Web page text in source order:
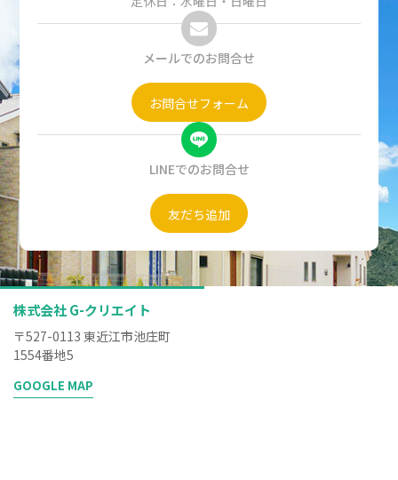
メールでのお問合せ
お問合せフォーム
LINEでのお問合せ
友だち追加
株式会社 G-クリエイト
〒527-0113 東近江市池庄町
1554番地5
GOOGLE MAP